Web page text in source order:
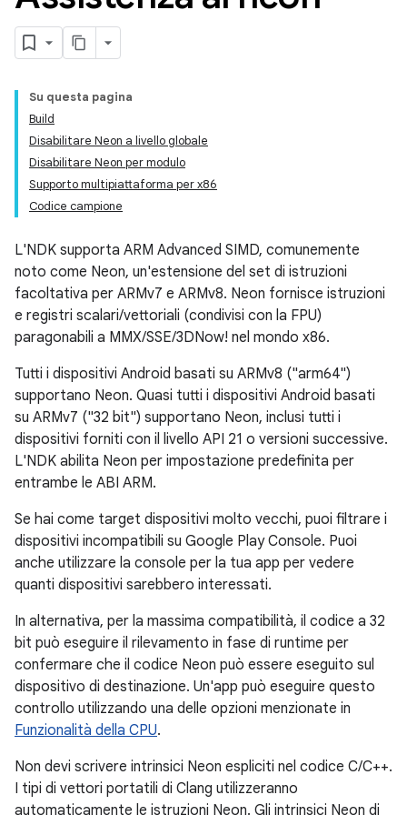
Su questa pagina
Build
Disabilitare Neon a livello globale
Disabilitare Neon per modulo
Supporto multipiattaforma per x86
Codice campione
L'NDK supporta ARM Advanced SIMD, comunemente
noto come Neon, un'estensione del set di istruzioni
facoltativa per ARMv7 e ARMv8. Neon fornisce istruzioni
e registri scalari/vettoriali (condivisi con la FPU)
paragonabili a MMX/SSE/3DNow! nel mondo x86.
Tutti i dispositivi Android basati su ARMv8 ("arm64")
supportano Neon. Quasi tutti i dispositivi Android basati
su ARMv7 ("32 bit") supportano Neon, inclusi tutti i
dispositivi forniti con il livello API 21 o versioni successive.
L'NDK abilita Neon per impostazione predefinita per
entrambe le ABI ARM.
Se hai come target dispositivi molto vecchi, puoi filtrare i
dispositivi incompatibili su Google Play Console. Puoi
anche utilizzare la console per la tua app per vedere
quanti dispositivi sarebbero interessati.
In alternativa, per la massima compatibilità, il codice a 32
bit può eseguire il rilevamento in fase di runtime per
confermare che il codice Neon può essere eseguito sul
dispositivo di destinazione. Un'app può eseguire questo
controllo utilizzando una delle opzioni menzionate in
Funzionalità della CPU.
Non devi scrivere intrinsici Neon espliciti nel codice C/C++.
I tipi di vettori portatili di Clang utilizzeranno
automaticamente le istruzioni Neon. Gli intrinsici Neon di